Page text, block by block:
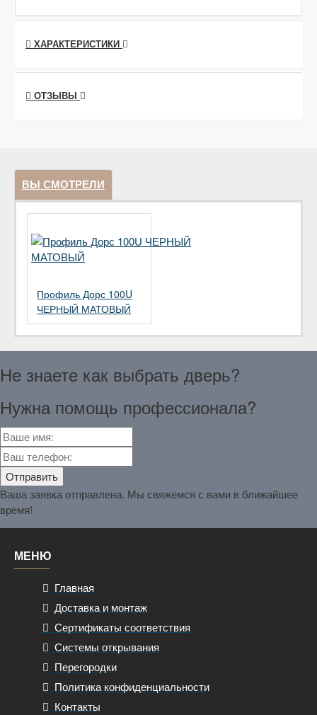
ХАРАКТЕРИСТИКИ
ОТЗЫВЫ
ВЫ СМОТРЕЛИ
Профиль Дорс 100U
ЧЕРНЫЙ МАТОВЫЙ
Не знаете как выбрать дверь?
Нужна помощь профессионала?
Ваша заявка отправлена. Мы свяжемся с вами в ближайшее
время!
МЕНЮ
Главная
Доставка и монтаж
Сертификаты соответствия
Системы открывания
Перегородки
Политика конфиденциальности
Контакты